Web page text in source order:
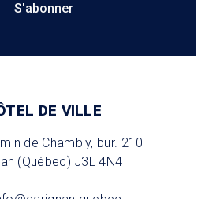
S'abonner
DE VILLE
de Chambly, bur. 210
(Québec) J3L 4N4